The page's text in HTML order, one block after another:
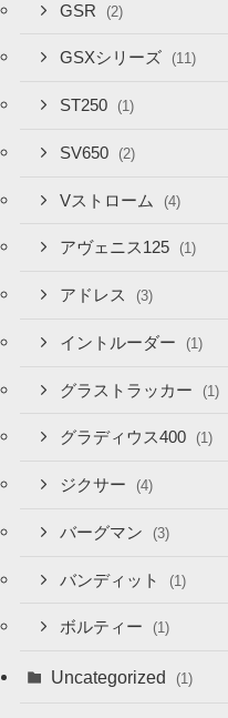
GSR (2)
GSXシリーズ (11)
ST250 (1)
SV650 (2)
Vストローム (4)
アヴェニス125 (1)
アドレス (3)
イントルーダー (1)
グラストラッカー (1)
グラディウス400 (1)
ジクサー (4)
バーグマン (3)
バンディット (1)
ボルティー (1)
Uncategorized (1)